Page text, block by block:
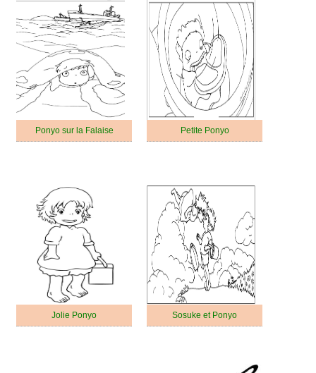
Ponyo sur la Falaise Petite Ponyo
Jolie Ponyo Sosuke et Ponyo